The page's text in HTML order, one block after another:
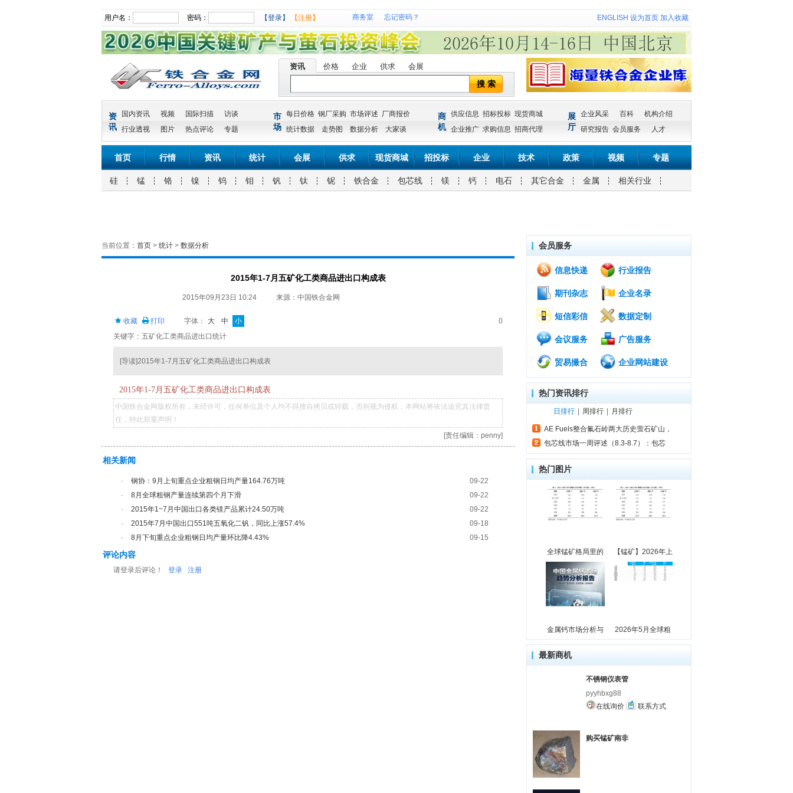
用户名： 密码： 【登录】 【注册】 商务室 忘记密码？ ENGLISH 设为首页 加入收藏
资讯 价格 企业 供求 会展
搜 索
资
讯
国内资讯 视频 国际扫描
访谈
行业透视
图片 热点评论 专题
市
场
每日价格 钢厂采购 市场评述 厂商报价
统计数据
走势图 数据分析 大家谈
商
机
供应信息 招标投标 现货商城
企业推广 求购信息 招商代理
展
厅
企业风采 百科
机构介绍
研究报告 会员服务 人才
首页 行情 资讯 统计 会展 供求 现货商城 招投标 企业 技术 政策 视频 专题
硅 锰 铬 镍 钨 钼 钒 钛 铌 铁合金 包芯线 镁 钙 电石 其它合金 金属 相关行业
当前位置： 首页 > 统计 > 数据分析
2015年1-7月五矿化工类商品进出口构成表
2015年09月23日 10:24 来源：中国铁合金网
收藏 打印 字体： 大 中 小
0
关键字：五矿化工类商品进出口统计
[导读]2015年1-7月五矿化工类商品进出口构成表
2015年1-7月五矿化工类商品进出口构成表
中国铁合金网版权所有，未经许可，任何单位及个人均不得擅自拷贝或转载，否则视为侵权，本网站将依法追究其法律责
任，特此郑重声明！
[责任编辑：penny]
相关新闻
· 钢协：9月上旬重点企业粗钢日均产量164.76万吨
09-22
·
8月全球粗钢产量连续第四个月下滑
09-22
·
2015年1~7月中国出口各类镁产品累计24.50万吨
09-22
·
2015年7月中国出口551吨五氧化二钒，同比上涨57.4%
09-18
·
8月下旬重点企业粗钢日均产量环比降4.43% 09-15
评论内容
请登录后评论！ 登录 注册
会员服务
信息快递 行业报告
期刊杂志 企业名录
短信彩信 数据定制
会议服务 广告服务
贸易撮合 企业网站建设
热门资讯排行
日排行 周排行 月排行
AE Fuels整合氟石岭两大历史萤石矿山，
包芯线市场一周评述（8.3-8.7）：包芯
热门图片
全球锰矿格局里的 【锰矿】2026年上
金属钙市场分析与 2026年5月全球粗
最新商机
不锈钢仪表管
pyyhbxg88
在线询价
联系方式
购买锰矿南非